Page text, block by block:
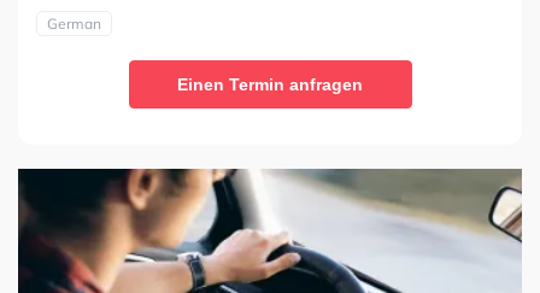
German
Einen Termin anfragen